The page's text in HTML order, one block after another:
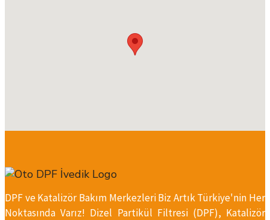
DPF ve Katalizör Bakım Merkezleri Biz Artık Türkiye'nin Her
Noktasında Varız! Dizel Partikül Filtresi (DPF), Katalizör